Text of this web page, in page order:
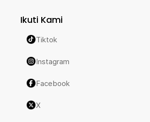
Ikuti Kami
Tiktok
Instagram
Facebook
X